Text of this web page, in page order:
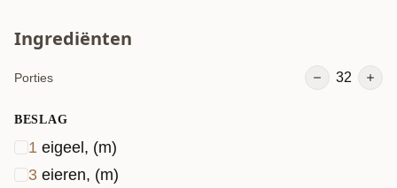
Ingrediënten
Porties 32
BESLAG
1 eigeel, (m)
3 eieren, (m)